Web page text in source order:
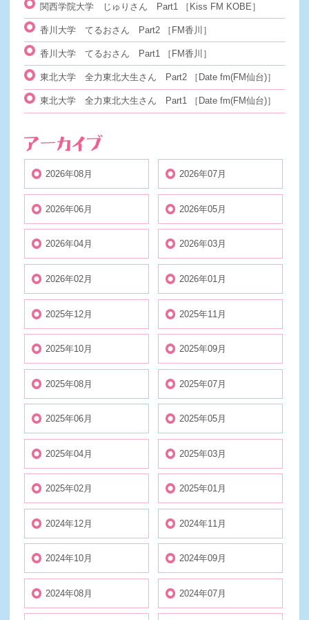
関西学院大学 じゅりさん Part1 ［Kiss FM KOBE］
香川大学 てるおさん Part2 ［FM香川］
香川大学 てるおさん Part1 ［FM香川］
東北大学 全力東北大生さん Part2 ［Date fm(FM仙台)］
東北大学 全力東北大生さん Part1 ［Date fm(FM仙台)］
2026年08月 2026年07月
2026年06月 2026年05月
2026年04月 2026年03月
2026年02月 2026年01月
2025年12月 2025年11月
2025年10月 2025年09月
2025年08月 2025年07月
2025年06月 2025年05月
2025年04月 2025年03月
2025年02月 2025年01月
2024年12月 2024年11月
2024年10月 2024年09月
2024年08月 2024年07月